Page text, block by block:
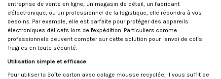
entreprise de vente en ligne, un magasin de détail, un fabricant
d'électronique, ou un professionnel de la logistique, elle répondra à vos
besoins. Par exemple, elle est parfaite pour protéger des appareils
électroniques délicats lors de l'expédition. Particuliers comme
professionnels peuvent compter sur cette solution pour l'envoi de colis
fragiles en toute sécurité.
Utilisation simple et efficace
Pour utiliser la Boîte carton avec calage mousse recyclée, il vous suffit de